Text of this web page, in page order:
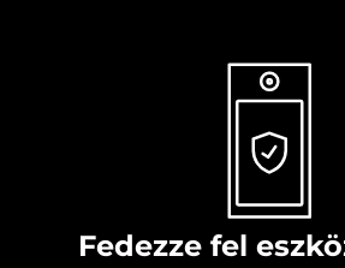
Fedezze fel